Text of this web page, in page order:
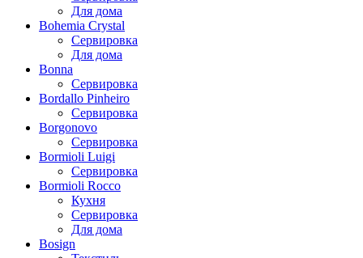
Для дома
Bohemia Crystal
Сервировка
Для дома
Bonna
Сервировка
Bordallo Pinheiro
Сервировка
Borgonovo
Сервировка
Bormioli Luigi
Сервировка
Bormioli Rocco
Кухня
Сервировка
Для дома
Bosign